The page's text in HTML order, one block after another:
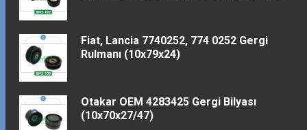
Fiat, Lancia 7740252, 774 0252 Gergi
Rulmanı (10x79x24)
Otakar OEM 4283425 Gergi Bilyası
(10x70x27/47)